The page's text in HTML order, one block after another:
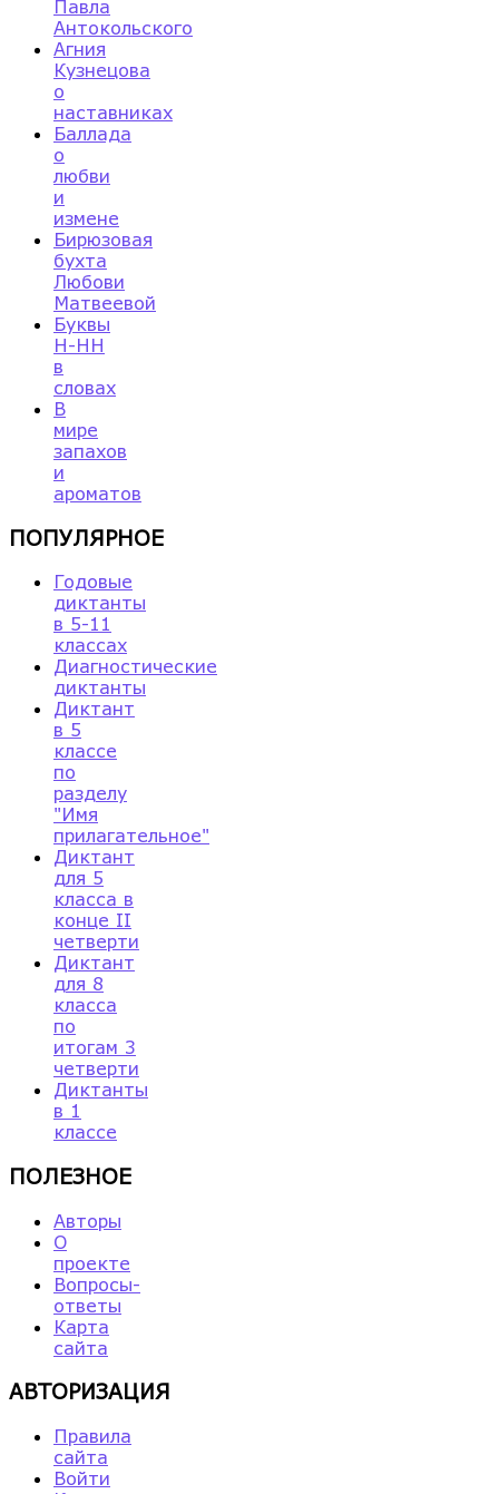
Павла
Антокольского
Агния
Кузнецова
о
наставниках
Баллада
о
любви
и
измене
Бирюзовая
бухта
Любови
Матвеевой
Буквы
Н-НН
в
словах
В
мире
запахов
и
ароматов
ПОПУЛЯРНОЕ
Годовые
диктанты
в 5-11
классах
Диагностические
диктанты
Диктант
в 5
классе
по
разделу
"Имя
прилагательное"
Диктант
для 5
класса в
конце II
четверти
Диктант
для 8
класса
по
итогам 3
четверти
Диктанты
в 1
классе
ПОЛЕЗНОЕ
Авторы
О
проекте
Вопросы-
ответы
Карта
сайта
АВТОРИЗАЦИЯ
Правила
сайта
Войти